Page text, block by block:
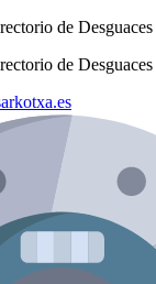
de Desguaces
de Desguaces